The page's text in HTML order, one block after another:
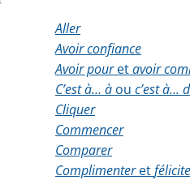
Aller
Avoir confiance
Avoir pouretavoir
C’est à… à ou c’est à…
Cliquer
Commencer
Comparer
Complimenteret